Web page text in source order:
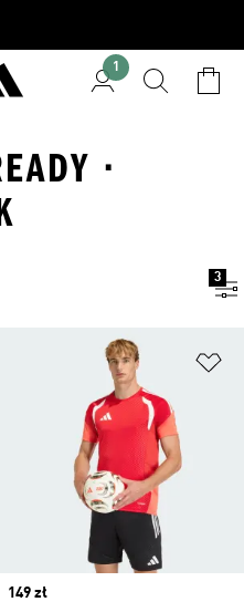
1
·
3
do listy życzeń
Price
149 zł